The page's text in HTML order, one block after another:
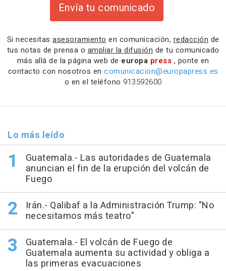
Envía tu comunicado
Si necesitas asesoramiento en comunicación, redacción de
tus notas de prensa o ampliar la difusión de tu comunicado
más allá de la página web de europa press , ponte en
contacto con nosotros en comunicacion@europapress.es
o en el teléfono 913592600
Lo más leído
Guatemala.- Las autoridades de Guatemala
anuncian el fin de la erupción del volcán de
Fuego
Irán.- Qalibaf a la Administración Trump: "No
necesitamos más teatro"
Guatemala.- El volcán de Fuego de
Guatemala aumenta su actividad y obliga a
las primeras evacuaciones